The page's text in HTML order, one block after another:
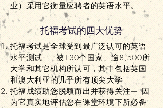
业）采用它衡量应聘者的英语水平。
托福考试的四大优势
托福考试是全球受到最广泛认可的英语
水平测试 — 被130个国家、逾8,500所
大学和其它机构所认可，其中包括英国
和澳大利亚的几乎所有顶尖大学
托福成绩助您脱颖而出并获得关注— 因
为它真实地评估您在课堂环境下所必备